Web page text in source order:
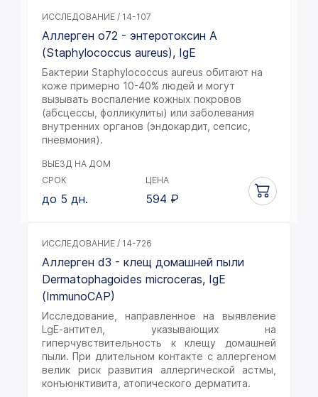
ИССЛЕДОВАНИЕ / 14-107
Аллерген o72 - энтеротоксин А
(Staphylococcus aureus), IgE
Бактерии Staphylococcus aureus обитают на
коже примерно 10-40% людей и могут
вызывать воспаление кожных покровов
(абсцессы, фолликулиты) или заболевания
внутренних органов (эндокардит, сепсис,
пневмония).
ВЫЕЗД НА ДОМ
СРОК
до 5 дн.
ЦЕНА
594 ₽
ИССЛЕДОВАНИЕ / 14-726
Аллерген d3 - клещ домашней пыли
Dermatophagoides microceras, IgE
(ImmunoCAP)
Исследование, направленное на выявление
LgЕ-антител, указывающих на
гиперчувствительность к клещу домашней
пыли. При длительном контакте с аллергеном
велик риск развития аллергической астмы,
конъюнктивита, атопического дерматита.